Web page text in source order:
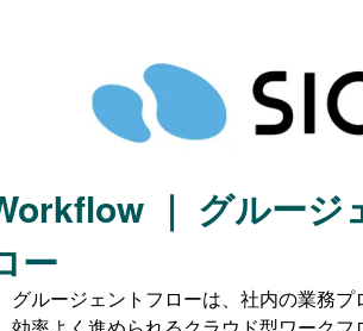
｜ グルージ
ー
グルージェントフローは、社内の業務プ